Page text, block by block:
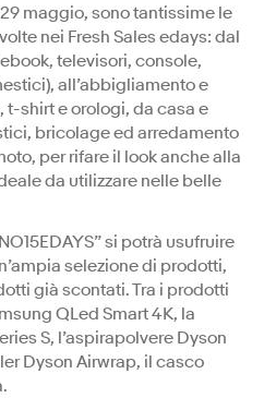
maggio, sono tantissime le
nei Fresh Sales edays: dal
televisori, console,
all’abbigliamento e
shirt e orologi, da casa e
bricolage ed arredamento
per rifare il look anche alla
da utilizzare nelle belle
si potrà usufruire
selezione di prodotti,
già scontati. Tra i prodotti
QLed Smart 4K, la
S, l’aspirapolvere Dyson
Dyson Airwrap, il casco